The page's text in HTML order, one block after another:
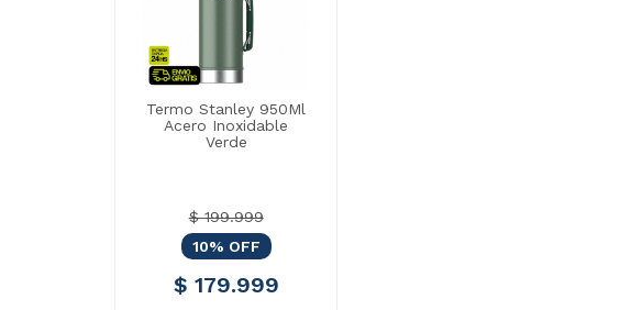
Termo Stanley 950Ml
Acero Inoxidable
Verde
$ 199.999
10% OFF
$ 179.999